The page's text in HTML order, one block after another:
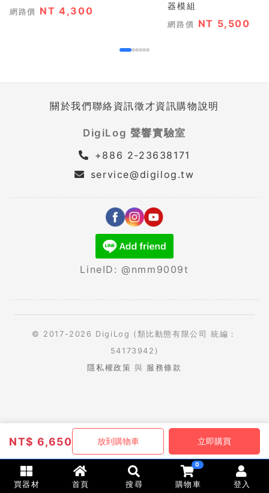
NT$6,650 放到購物車 立即購買
網路價 NT 4,300
器模組
網路價 NT 5,500
關於我們聯絡資訊徵才資訊購物說明
DigiLog 聲響實驗室
+886 2-23638171
service@digilog.tw
LineID: @nmm9009t
© 2017-2026 DigiLog (類比動態有限公司 統編：
54173942)
隱私權政策 與 服務條款
買器材 首頁 搜尋
0
購物車 登入